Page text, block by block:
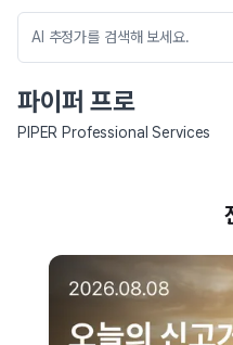
파이퍼 프로
PIPER Professional Services